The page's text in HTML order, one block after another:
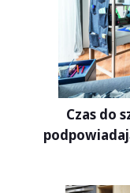
Czas do